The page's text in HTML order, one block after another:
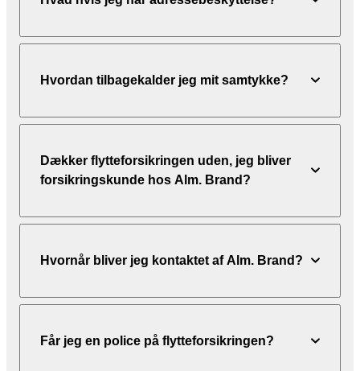
Hvordan tilbagekalder jeg mit samtykke?
Dækker flytteforsikringen uden, jeg bliver
forsikringskunde hos Alm. Brand?
Hvornår bliver jeg kontaktet af Alm. Brand?
Får jeg en police på flytteforsikringen?